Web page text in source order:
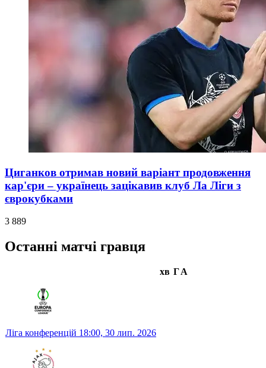
Циганков отримав новий варіант продовження
кар'єри – українець зацікавив клуб Ла Ліги з
єврокубками
3 889
Останні матчі гравця
хв ГА
Ліга конференцій 18:00, 30 лип. 2026